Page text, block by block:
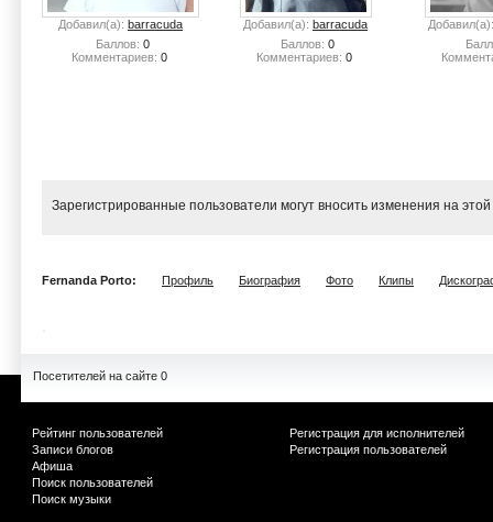
Добавил(а): barracuda
Баллов: 0
Комментариев: 0
Добавил(а): barracuda
Баллов: 0
Комментариев: 0
Добавил(а):
Зарегистрированные пользователи могут вносить изменения на
Fernanda Porto: Профиль Биография Фото Клипы
Посетителей на сайте 0
Рейтинг пользователей
Записи блогов
Афиша
Поиск пользователей
Поиск музыки
Регистрация для исполнителей
Регистрация пользователей